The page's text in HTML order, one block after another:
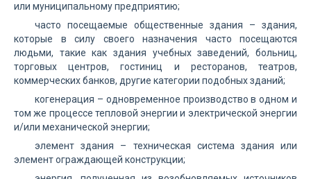
или муниципальному предприятию;
часто посещаемые общественные здания – здания,
которые в силу своего назначения часто посещаются
людьми, такие как здания учебных заведений, больниц,
торговых центров, гостиниц и ресторанов, театров,
коммерческих банков, другие категории подобных зданий;
когенерация – одновременное производство в одном и
том же процессе тепловой энергии и электрической энергии
и/или механической энергии;
элемент здания – техническая система здания или
элемент ограждающей конструкции;